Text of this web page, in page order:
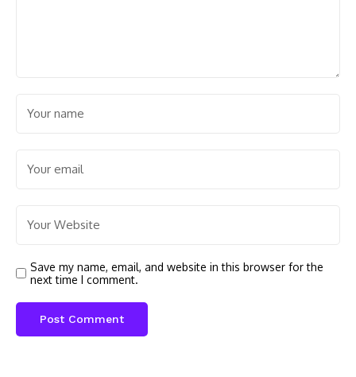
Save my name, email, and website in this browser for the
next time I comment.